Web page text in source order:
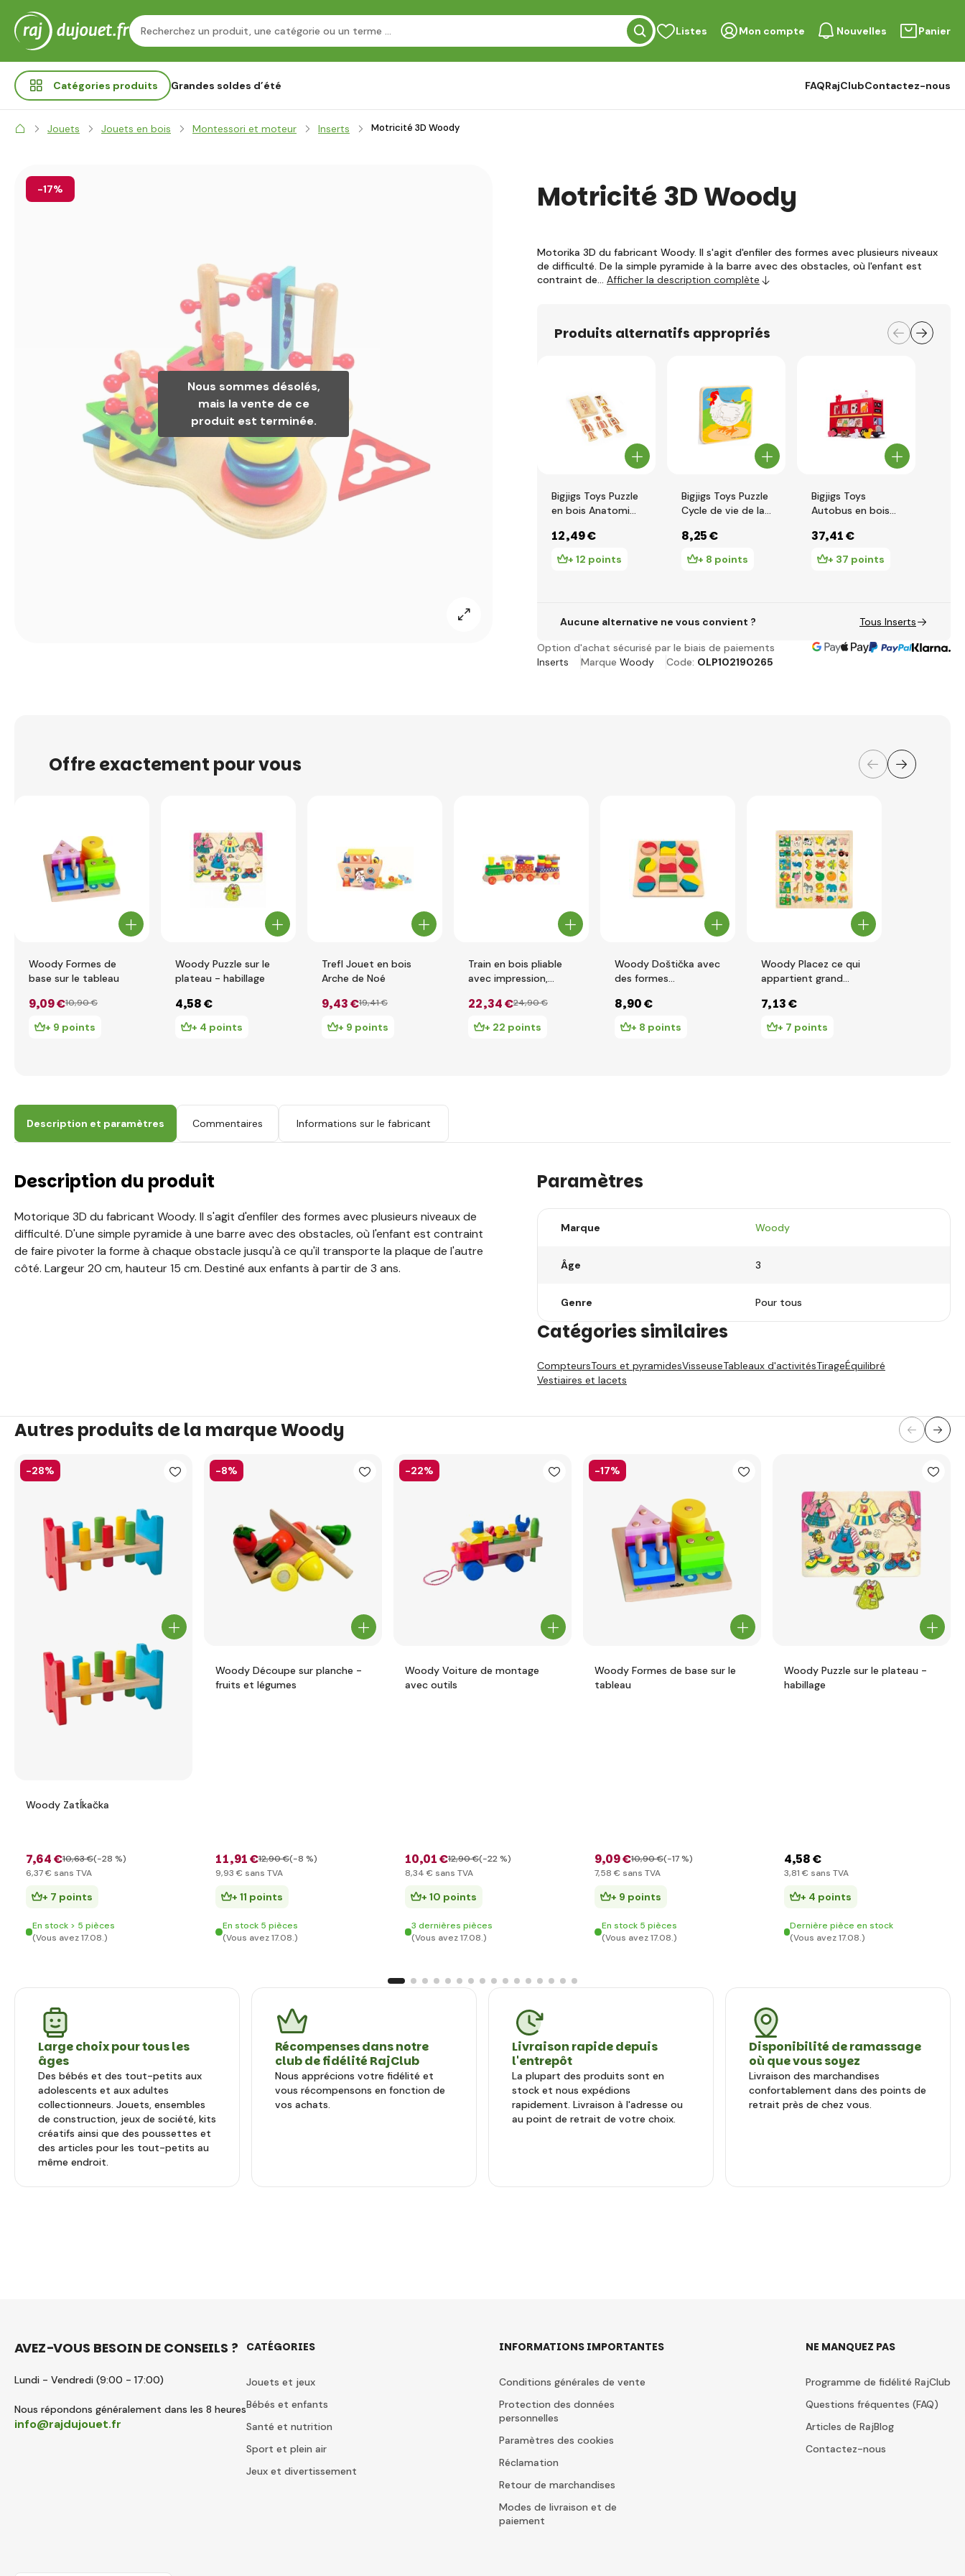
Listes Mon compte Nouvelles Panier
Catégories produits Grandes soldes d’été FAQRajClubContactez-nous
Jouets Jouets en bois Montessori et moteur Inserts Motricité 3D Woody
-17%
Nous sommes désolés,
mais la vente de ce
produit est terminée.
Motricité 3D Woody
Motorika 3D du fabricant Woody. Il s'agit d'enfiler des formes avec plusieurs niveaux
de difficulté. De la simple pyramide à la barre avec des obstacles, où l'enfant est
contraint de… Afficher la description complète
Produits alternatifs appropriés
Bigjigs Toys Puzzle
en bois Anatomie
12,49 €
+ 12 points
Bigjigs Toys Puzzle
Cycle de vie de la
8,25 €
+ 8 points
Bigjigs Toys
Autobus en bois
37,41 €
+ 37 points
Aucune alternative ne vous convient ?
Tous Inserts
Option d'achat sécurisé par le biais de paiements
Inserts
Marque Woody Code: OLP102190265
Offre exactement pour vous
Woody Formes de
base sur le tableau
9,09 €10,90 €
+ 9 points
Woody Puzzle sur le
plateau - habillage
4,58 €
+ 4 points
Trefl Jouet en bois
Arche de Noé
9,43 €19,41 €
+ 9 points
Train en bois pliable
avec impression,
22,34 €24,90 €
+ 22 points
Woody Doštička avec
des formes
8,90 €
+ 8 points
Woody Placez ce qui
appartient grand
7,13 €
+ 7 points
Description et paramètres Commentaires Informations sur le fabricant
Description du produit
Motorique 3D du fabricant Woody. Il s'agit d'enfiler des formes avec plusieurs niveaux de
difficulté. D'une simple pyramide à une barre avec des obstacles, où l'enfant est contraint
de faire pivoter la forme à chaque obstacle jusqu'à ce qu'il transporte la plaque de l'autre
côté. Largeur 20 cm, hauteur 15 cm. Destiné aux enfants à partir de 3 ans.
Paramètres
Marque Woody
Âge 3
Genre Pour tous
Catégories similaires
CompteursTours et pyramidesVisseuseTableaux d'activitésTirageÉquilibré
Vestiaires et lacets
Autres produits de la marque Woody
-28%
Woody Zatĺkačka
7,64 €10,63 €(-28 %)
6,37 € sans TVA
+ 7 points
En stock > 5 pièces
(Vous avez 17.08.)
-8%
Woody Découpe sur planche -
fruits et légumes
11,91 €12,90 €(-8 %)
9,93 € sans TVA
+ 11 points
En stock 5 pièces
(Vous avez 17.08.)
-22%
Woody Voiture de montage
avec outils
10,01 €12,90 €(-22 %)
8,34 € sans TVA
+ 10 points
3 dernières pièces
(Vous avez 17.08.)
-17%
Woody Formes de base sur le
tableau
9,09 €10,90 €(-17 %)
7,58 € sans TVA
+ 9 points
En stock 5 pièces
(Vous avez 17.08.)
Woody Puzzle sur le plateau -
habillage
4,58 €
3,81 € sans TVA
+ 4 points
Dernière pièce en stock
(Vous avez 17.08.)
Large choix pour tous les
âges
Des bébés et des tout-petits aux
adolescents et aux adultes
collectionneurs. Jouets, ensembles
de construction, jeux de société, kits
créatifs ainsi que des poussettes et
des articles pour les tout-petits au
même endroit.
Récompenses dans notre
club de fidélité RajClub
Nous apprécions votre fidélité et
vous récompensons en fonction de
vos achats.
Livraison rapide depuis
l'entrepôt
La plupart des produits sont en
stock et nous expédions
rapidement. Livraison à l'adresse ou
au point de retrait de votre choix.
Disponibilité de ramassage
où que vous soyez
Livraison des marchandises
confortablement dans des points de
retrait près de chez vous.
AVEZ-VOUS BESOIN DE CONSEILS ?
Lundi - Vendredi (9:00 - 17:00)
Nous répondons généralement dans les 8 heures
info@rajdujouet.fr
CATÉGORIES
Jouets et jeux
Bébés et enfants
Santé et nutrition
Sport et plein air
Jeux et divertissement
INFORMATIONS IMPORTANTES
Conditions générales de vente
Protection des données
personnelles
Paramètres des cookies
Réclamation
Retour de marchandises
Modes de livraison et de
paiement
NE MANQUEZ PAS
Programme de fidélité RajClub
Questions fréquentes (FAQ)
Articles de RajBlog
Contactez-nous